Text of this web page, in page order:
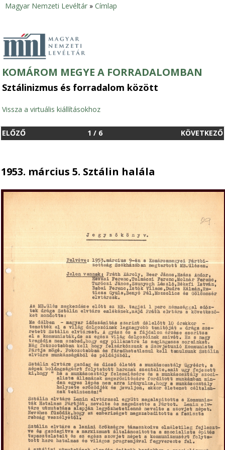
Jelenlegi
hely
Magyar Nemzeti Levéltár » Címlap
KOMÁROM MEGYE A FORRADALOMBAN
Sztálinizmus és forradalom között
Vissza a virtuális kiállításokhoz
ELŐZŐ KÖVETKEZŐ
1 / 6
1953. március 5. Sztálin halála